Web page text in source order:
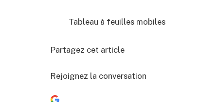
Tableau à feuilles mobiles
Partagez cet article
Rejoignez la conversation